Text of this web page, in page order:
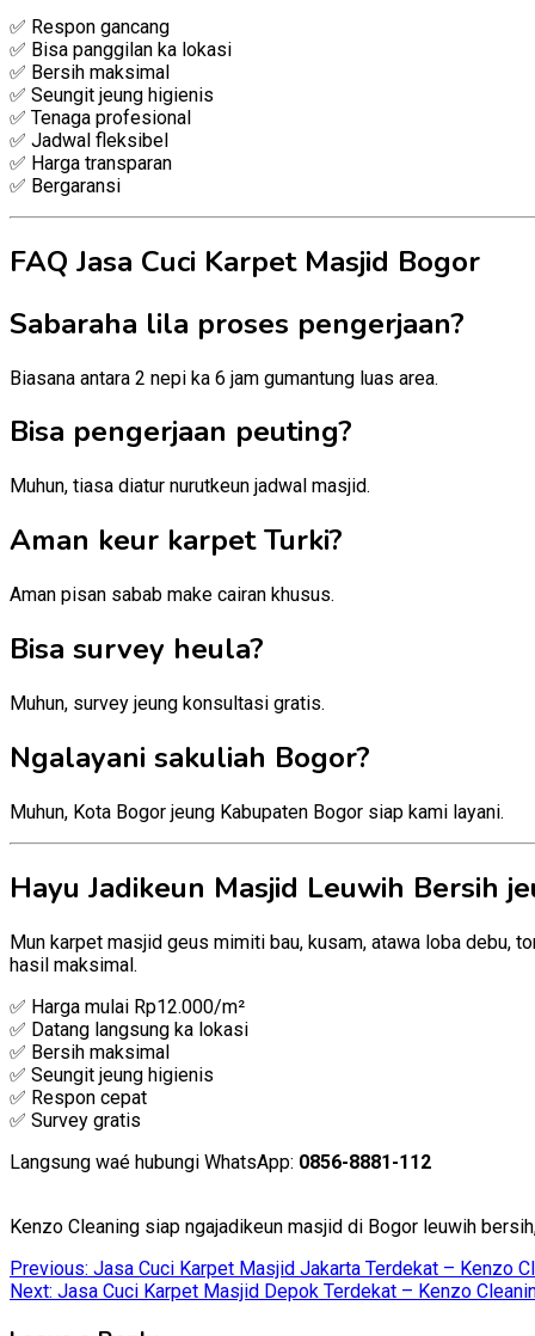
✅ Respon gancang
✅ Bisa panggilan ka lokasi
✅ Bersih maksimal
✅ Seungit jeung higienis
✅ Tenaga profesional
✅ Jadwal fleksibel
✅ Harga transparan
✅ Bergaransi
FAQ Jasa Cuci Karpet Masjid Bogor
Sabaraha lila proses pengerjaan?
Biasana antara 2 nepi ka 6 jam gumantung luas area.
Bisa pengerjaan peuting?
Muhun, tiasa diatur nurutkeun jadwal masjid.
Aman keur karpet Turki?
Aman pisan sabab make cairan khusus.
Bisa survey heula?
Muhun, survey jeung konsultasi gratis.
Ngalayani sakuliah Bogor?
Muhun, Kota Bogor jeung Kabupaten Bogor siap kami layani.
Hayu Jadikeun Masjid Leuwih Bersih
Mun karpet masjid geus mimiti bau, kusam, atawa loba debu,
hasil maksimal.
✅ Harga mulai Rp12.000/m²
✅ Datang langsung ka lokasi
✅ Bersih maksimal
✅ Seungit jeung higienis
✅ Respon cepat
✅ Survey gratis
Langsung waé hubungi WhatsApp: 0856-8881-112
Kenzo Cleaning siap ngajadikeun masjid di Bogor leuwih
Post
navigation
Previous: Jasa Cuci Karpet Masjid Jakarta Terdekat – Kenzo
Next: Jasa Cuci Karpet Masjid Depok Terdekat – Kenzo